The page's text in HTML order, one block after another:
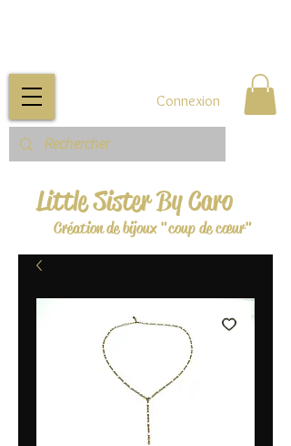
Little Sister By Caro
Création de bijoux "coup de cœur"
Connexion